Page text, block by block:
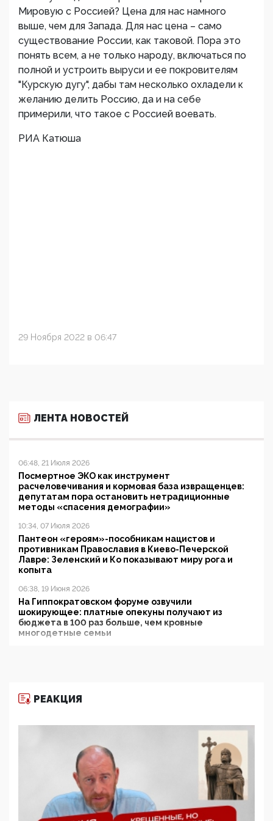
Мировую с Россией? Цена для нас намного
выше, чем для Запада. Для нас цена – само
существование России, как таковой. Пора это
понять всем, а не только народу, включаться по
полной и устроить выруси и ее покровителям
"Курскую дугу", дабы там несколько охладели к
желанию делить Россию, да и на себе
примерили, что такое с Россией воевать.
РИА Катюша
29 Ноября 2022 в 06:47
ЛЕНТА НОВОСТЕЙ
06:48, 21 Июля 2026
Посмертное ЭКО как инструмент
расчеловечивания и кормовая база извращенцев:
депутатам пора остановить нетрадиционные
методы «спасения демографии»
10:34, 07 Июля 2026
Пантеон «героям»-пособникам нацистов и
противникам Православия в Киево-Печерской
Лавре: Зеленский и Ко показывают миру рога и
копыта
06:38, 19 Июня 2026
На Гиппократовском форуме озвучили
шокирующее: платные опекуны получают из
бюджета в 100 раз больше, чем кровные
многодетные семьи
11:53, 09 Июня 2026
деятельность ИИТО ЮНЕСКО в России, но
цифроглобалисты продолжают определять
повестку в образовании
09:43, 01 Июня 2026
5G за счет здоровья граждан: Минцифры намерено
отобрать у регионов и муниципалитетов право
защищать жилые дома и социальные объекты от
РЕАКЦИЯ